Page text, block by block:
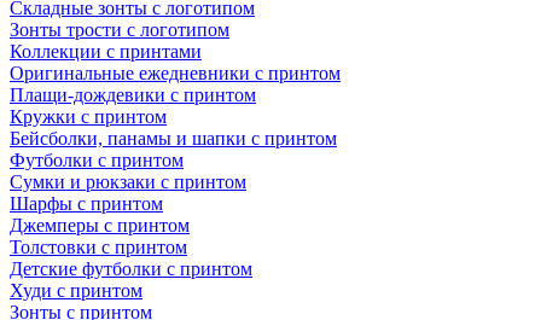
Складные зонты с логотипом
Зонты трости с логотипом
Коллекции с принтами
Оригинальные ежедневники с принтом
Плащи-дождевики с принтом
Кружки с принтом
Бейсболки, панамы и шапки с принтом
Футболки с принтом
Сумки и рюкзаки с принтом
Шарфы с принтом
Джемперы с принтом
Толстовки с принтом
Детские футболки с принтом
Худи с принтом
Зонты с принтом